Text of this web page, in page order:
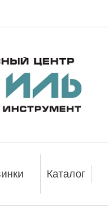
Каталог